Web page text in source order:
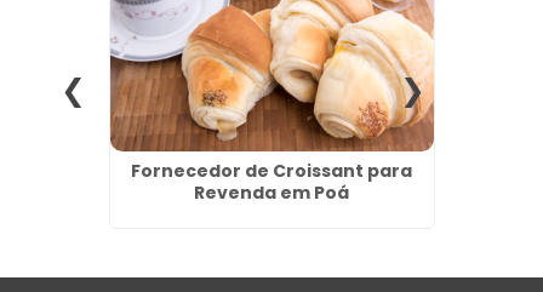
Fornecedor de Croissant para
Revenda em Poá